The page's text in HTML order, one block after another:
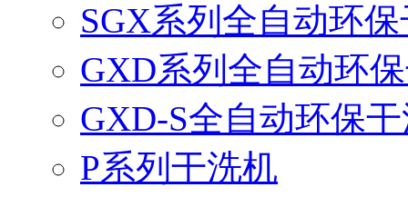
SGX系列全自动环
GXD系列全自动环
GXD-S全自动环保
P系列干洗机